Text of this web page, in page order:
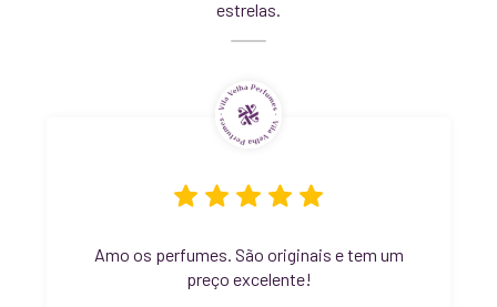
estrelas.
Amo os perfumes. São originais e tem um
preço excelente!